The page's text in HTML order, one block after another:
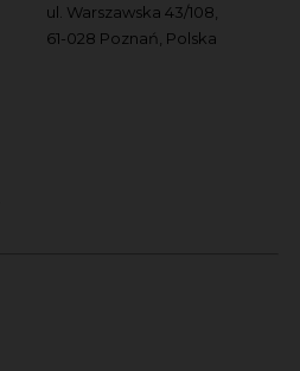
ul. Warszawska 43/108,
61-028 Poznań, Polska